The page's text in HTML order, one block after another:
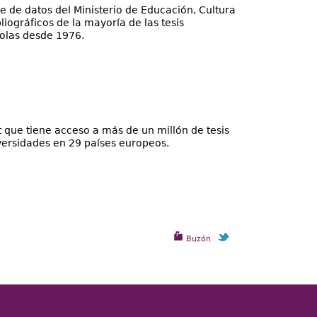
de datos del Ministerio de Educación, Cultura
de la mayoría de las tesis
desde 1976.
que tiene acceso a más de un millón de tesis
en 29 países europeos.
Buzón